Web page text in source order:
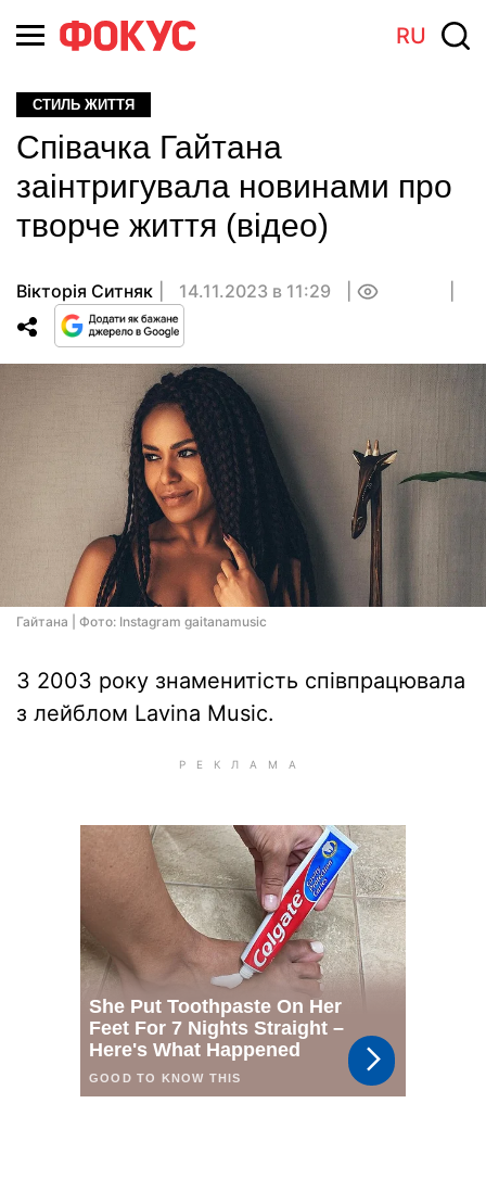
RU
СТИЛЬ ЖИТТЯ
Співачка Гайтана
заінтригувала новинами про
творче життя (відео)
Вікторія Ситняк 14.11.2023 в 11:29
Гайтана | Фото: Instagram gaitanamusic
З 2003 року знаменитість співпрацювала
з лейблом Lavina Music.